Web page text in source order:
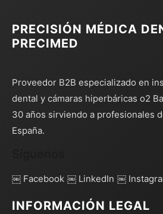
PRECISIÓN MÉDICA
PRECIMED
Proveedor B2B especializado en
dental y cámaras hiperbáricas o2
30 años sirviendo a profesionales
España.
￼ Facebook ￼ LinkedIn ￼
INFORMACIÓN LEGAL